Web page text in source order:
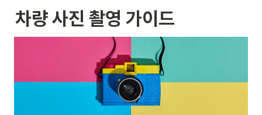
차량 사진 촬영 가이드